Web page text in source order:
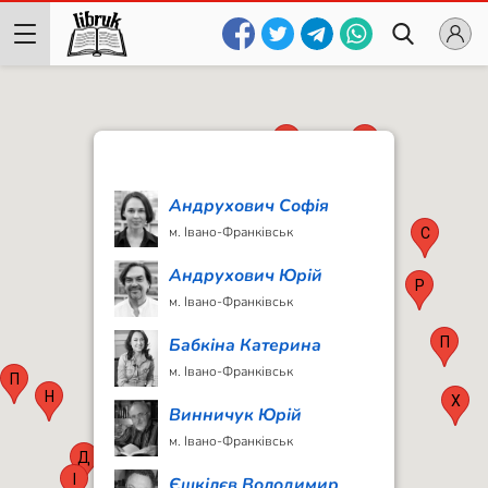
Б
Д
Н
П
П
П
Р
С
С
Т
Х
Андрухович Софія
м. Івано-Франківськ
Андрухович Юрій
м. Івано-Франківськ
Бабкіна Катерина
м. Івано-Франківськ
Винничук Юрій
м. Івано-Франківськ